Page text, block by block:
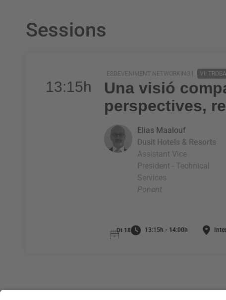
Sessions
13:15h
ESDEVENIMENT NETWORKING | VII
Una visió
perspectives,
Elias Maalouf
Dusit Hotels & Resorts
Assistant Vice
President - Technical
Services
Ponent
Dt 18 13:15h - 14:00h